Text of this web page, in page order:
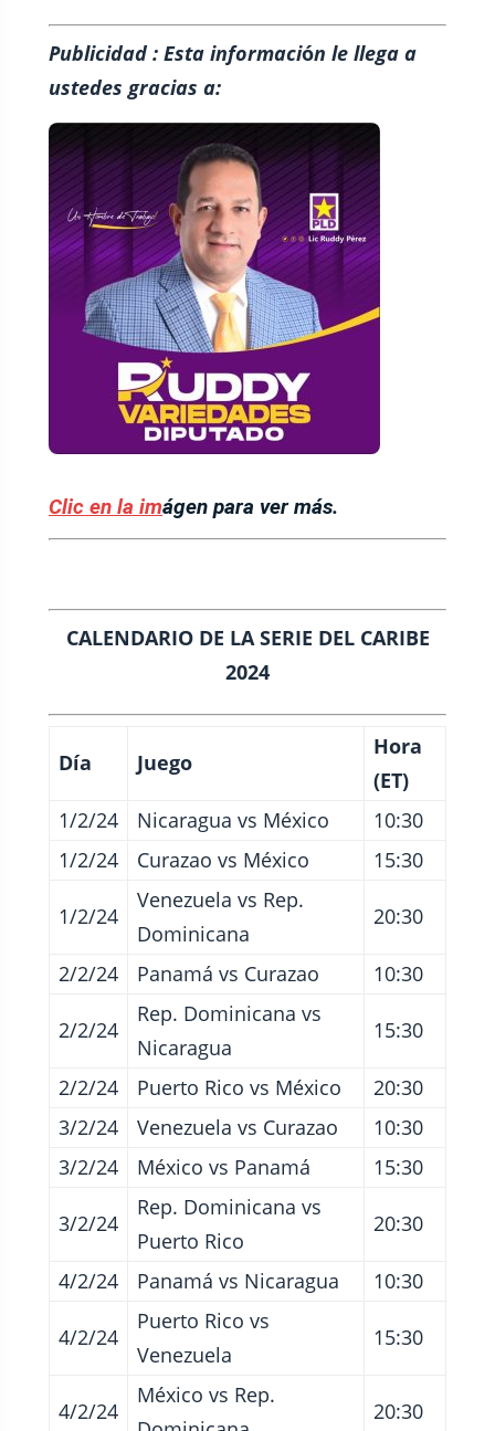
Publicidad : Esta información le llega a
ustedes gracias a:
Clic en la imágen para ver más.
CALENDARIO DE LA SERIE DEL CARIBE
2024
Día Juego
Hora
(ET)
1/2/24
Nicaragua vs México
10:30
1/2/24
Curazao vs México 15:30
1/2/24
Venezuela vs Rep.
Dominicana
20:30
2/2/24 Panamá vs Curazao 10:30
2/2/24
Rep. Dominicana vs
Nicaragua
15:30
2/2/24 Puerto Rico vs México
20:30
3/2/24
Venezuela vs Curazao
10:30
3/2/24
México vs Panamá 15:30
3/2/24
Rep. Dominicana vs
Puerto Rico
20:30
4/2/24 Panamá vs Nicaragua 10:30
4/2/24
Puerto Rico vs
Venezuela
15:30
4/2/24
México vs Rep.
20:30